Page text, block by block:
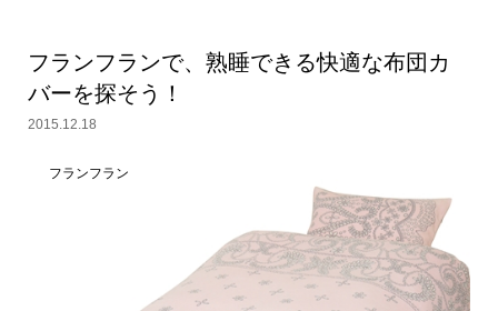
フランフランで、熟睡できる快適な布団カ
バーを探そう！
2015.12.18
フランフラン